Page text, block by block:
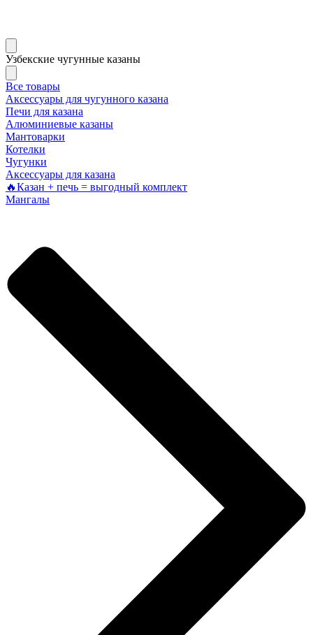
Узбекские чугунные казаны
Все товары
Аксессуары для чугунного казана
Печи для казана
Алюминиевые казаны
Мантоварки
Котелки
Чугунки
Аксессуары для казана
🔥Казан + печь = выгодный комплект
Мангалы